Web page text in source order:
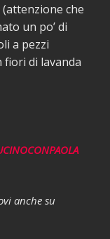
che
un po’ di
a pezzi
fiori di lavanda
anche su